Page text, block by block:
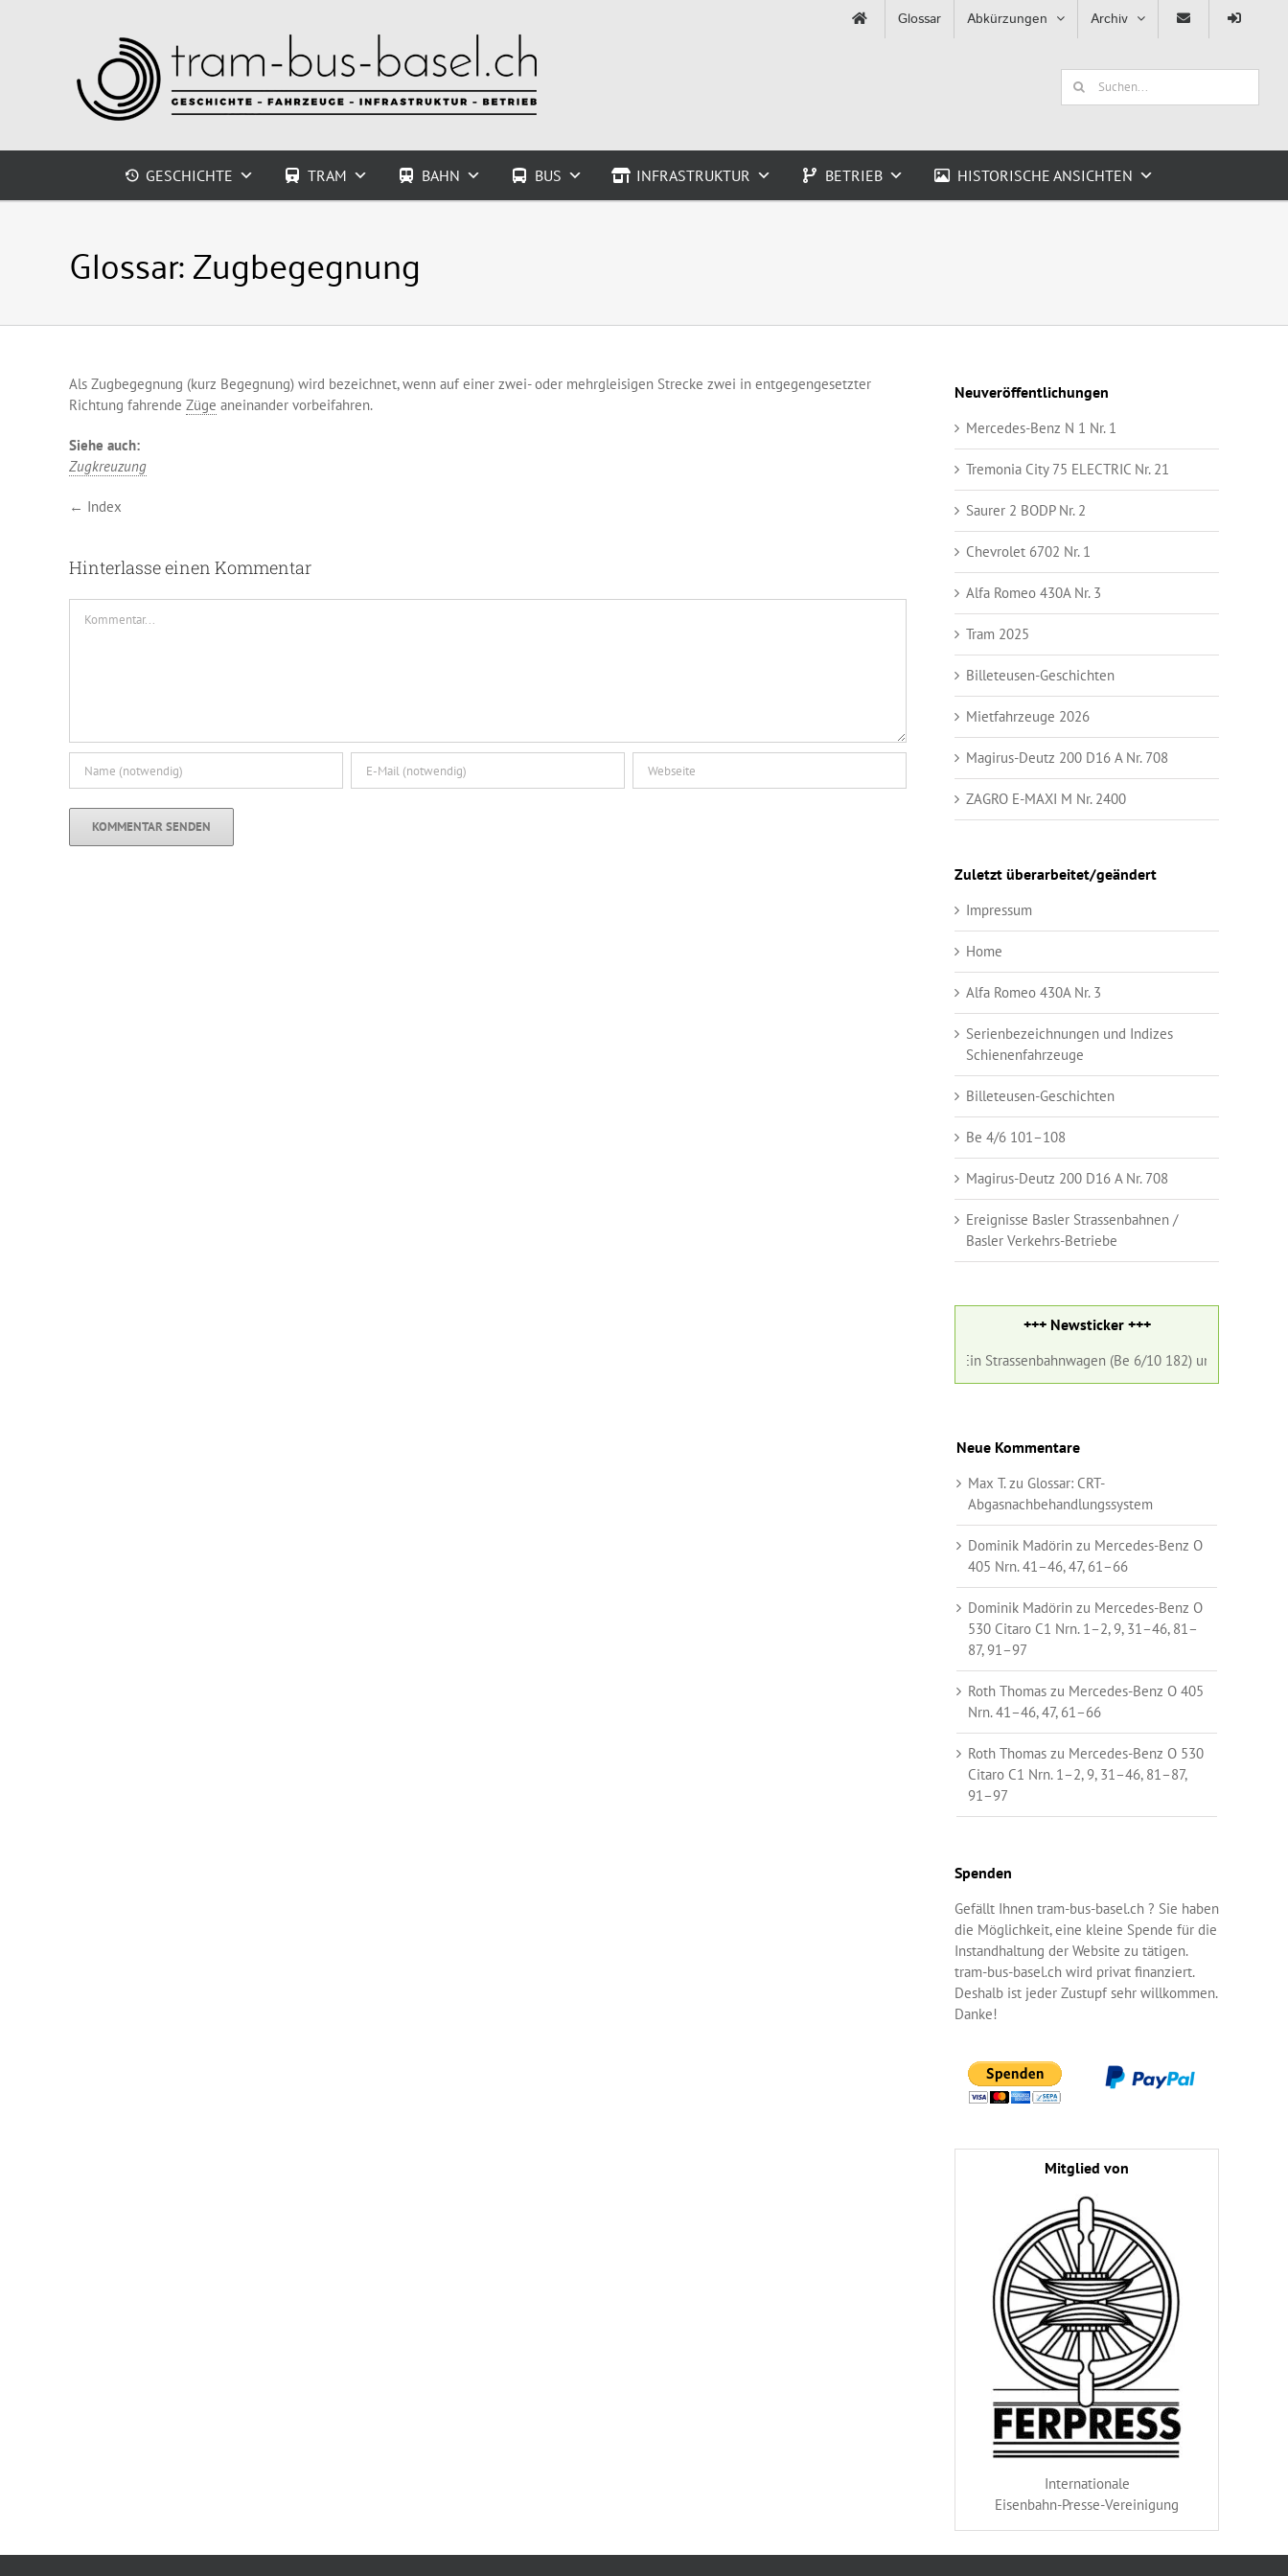
Glossar Abkürzungen Archiv
Suche
nach:
GESCHICHTE TRAM BAHN BUS INFRASTRUKTUR BETRIEB HISTORISCHE ANSICHTEN
Glossar:Zugbegegnung
Als Zugbegegnung (kurz Begegnung) wird bezeichnet, wenn auf einer zwei- oder mehrgleisigen Strecke zwei in entgegengesetzter
Richtung fahrende Züge aneinander vorbeifahren.
Siehe auch:
Zugkreuzung
← Index
Hinterlasse einen Kommentar
Neuveröffentlichungen
Mercedes-Benz N 1 Nr. 1
Tremonia City 75 ELECTRIC Nr. 21
Saurer 2 BODP Nr. 2
Chevrolet 6702 Nr. 1
Alfa Romeo 430A Nr. 3
Tram 2025
Billeteusen-Geschichten
Mietfahrzeuge 2026
Magirus-Deutz 200 D16 A Nr. 708
ZAGRO E-MAXI M Nr. 2400
Zuletzt überarbeitet/geändert
Impressum
Home
Alfa Romeo 430A Nr. 3
Serienbezeichnungen und Indizes
Schienenfahrzeuge
Billeteusen-Geschichten
Be 4/6 101–108
Magirus-Deutz 200 D16 A Nr. 708
Ereignisse Basler Strassenbahnen /
Basler Verkehrs-Betriebe
+++ Newsticker +++
Ein Strassenbahnwagen (Be 6/10 182) und ein Gelenkbus
Neue Kommentare
Max T.zu Glossar: CRT-
Abgasnachbehandlungssystem
Dominik Madörin zu Mercedes-Benz O
405 Nrn. 41–46, 47, 61–66
Dominik Madörin zu Mercedes-Benz O
530 Citaro C1 Nrn. 1–2, 9, 31–46, 81–
87, 91–97
Roth Thomas zu Mercedes-Benz O 405
Nrn. 41–46, 47, 61–66
Roth Thomas zu Mercedes-Benz O 530
Citaro C1 Nrn. 1–2, 9, 31–46, 81–87,
91–97
Spenden
Gefällt Ihnen tram-bus-basel.ch ? Sie haben
die Möglichkeit, eine kleine Spende für die
Instandhaltung der Website zu tätigen.
tram-bus-basel.ch wird privat finanziert.
Deshalb ist jeder Zustupf sehr willkommen.
Danke!
Mitglied von
Internationale
Eisenbahn-Presse-Vereinigung